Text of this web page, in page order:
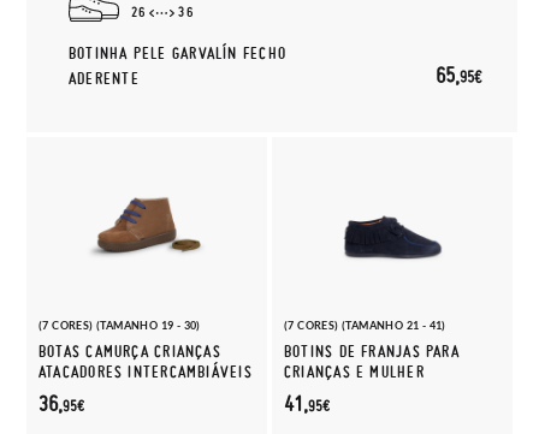
26 36
BOTINHA PELE GARVALÍN FECHO
ADERENTE
65,95€
(7 CORES) (TAMANHO 19 - 30)
BOTAS CAMURÇA CRIANÇAS
ATACADORES INTERCAMBIÁVEIS
36,95€
(7 CORES) (TAMANHO 21 - 41)
BOTINS DE FRANJAS PARA
CRIANÇAS E MULHER
41,95€